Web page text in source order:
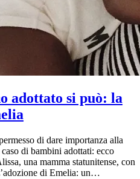
adottato si può: la
di dare importanza alla
di bambini adottati: ecco
una mamma statunitense, con
di Emelia: un…